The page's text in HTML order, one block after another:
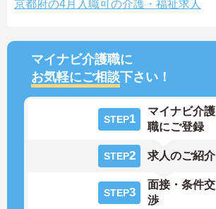
京都府の4月入職可の介護・福祉求人
マイナビ介護職に
お気軽にご相談下さい！
STEP1
マイナビ介護
職にご登録
STEP2 求人のご紹介
STEP3
面接・条件交
渉